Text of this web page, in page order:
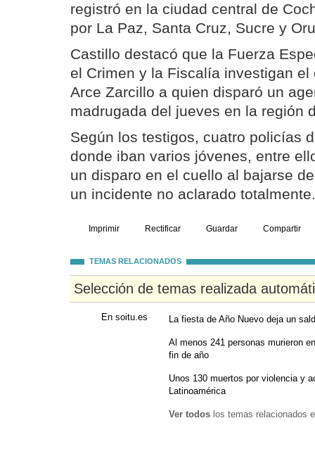
registró en la ciudad central de
por La Paz, Santa Cruz, Sucre y
Castillo destacó que la Fuerza
el Crimen y la Fiscalía investigan el
Arce Zarcillo a quien disparó un
madrugada del jueves en la región
Según los testigos, cuatro policías
donde iban varios jóvenes, entre
un disparo en el cuello al bajarse
un incidente no aclarado totalmente.
Imprimir Rectificar Guardar Compartir
TEMAS RELACIONADOS
Selección de temas realizada
En soitu.es La fiesta de Año Nuevo deja un
Al menos 241 personas murieron
fin de año
Unos 130 muertos por violencia y
Latinoamérica
Ver todos los temas relacionados